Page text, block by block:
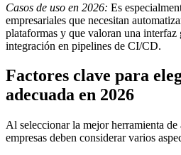
Casos de uso en 2026: Es
empresariales que necesitan
plataformas y que valoran una
integración en pipelines de CI/CD.
Factores clave para
adecuada en 2026
Al seleccionar la mejor herramienta
empresas deben considerar varios